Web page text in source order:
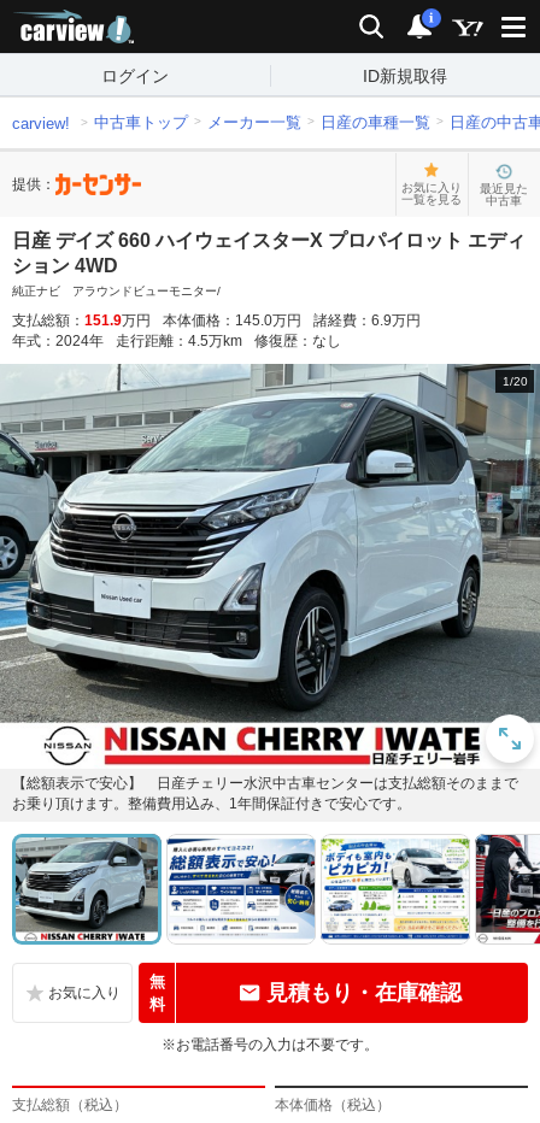
検索 通知
i
ログイン ID新規取得
carview! 中古車トップ メーカー一覧 日産の車種一覧 日産の中古
提供：
お気に入り
一覧を見る
最近見た
中古車
日産 デイズ 660 ハイウェイスターX プロパイロット エディ
ション 4WD
純正ナビ アラウンドビューモニター/
支払総額： 151.9万円 本体価格： 145.0万円 諸経費： 6.9万円
年式： 2024年 走行距離： 4.5万km 修復歴： なし
1/20
【総額表示で安心】 日産チェリー水沢中古車センターは支払総額そのままで
お乗り頂けます。整備費用込み、1年間保証付きで安心です。
無
料
見積もり・在庫確認
※お電話番号の入力は不要です。
支払総額（税込） 本体価格（税込）